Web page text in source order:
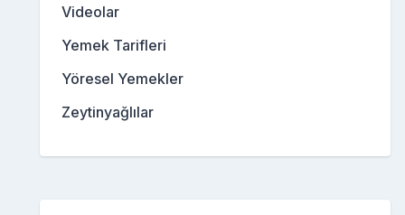
Videolar
Yemek Tarifleri
Yöresel Yemekler
Zeytinyağlılar